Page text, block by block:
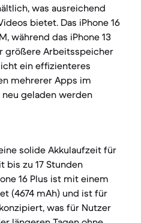
was ausreichend
bietet. Das iPhone 16
während das iPhone 13
größere Arbeitsspeicher
ein effizienteres
mehrerer Apps im
neu geladen werden
solide Akkulaufzeit für
bis zu 17 Stunden
16 Plus ist mit einem
(4674 mAh) und ist für
was für Nutzer